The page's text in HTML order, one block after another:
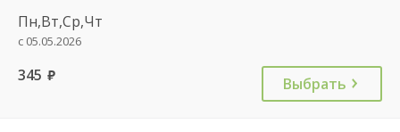
Пн,Вт,Ср,Чт
с 05.05.2026
345 руб. Выбрать